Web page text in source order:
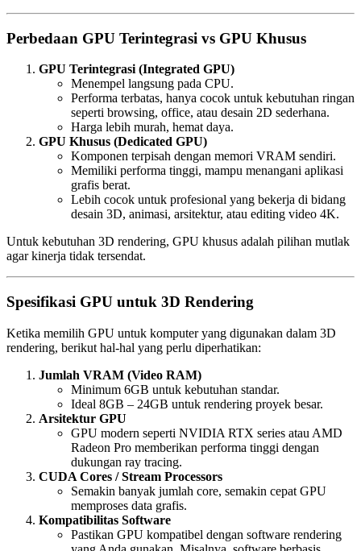
Perbedaan GPU Terintegrasi vs GPU Khusus
GPU Terintegrasi (Integrated GPU)
Menempel langsung pada CPU.
Performa terbatas, hanya cocok untuk kebutuhan ringan
seperti browsing, office, atau desain 2D sederhana.
Harga lebih murah, hemat daya.
GPU Khusus (Dedicated GPU)
Komponen terpisah dengan memori VRAM sendiri.
Memiliki performa tinggi, mampu menangani aplikasi
grafis berat.
Lebih cocok untuk profesional yang bekerja di bidang
desain 3D, animasi, arsitektur, atau editing video 4K.
Untuk kebutuhan 3D rendering, GPU khusus adalah pilihan mutlak
agar kinerja tidak tersendat.
Spesifikasi GPU untuk 3D Rendering
Ketika memilih GPU untuk komputer yang digunakan dalam 3D
rendering, berikut hal-hal yang perlu diperhatikan:
Jumlah VRAM (Video RAM)
Minimum 6GB untuk kebutuhan standar.
Ideal 8GB – 24GB untuk rendering proyek besar.
Arsitektur GPU
GPU modern seperti NVIDIA RTX series atau AMD
Radeon Pro memberikan performa tinggi dengan
dukungan ray tracing.
CUDA Cores / Stream Processors
Semakin banyak jumlah core, semakin cepat GPU
memproses data grafis.
Kompatibilitas Software
Pastikan GPU kompatibel dengan software rendering